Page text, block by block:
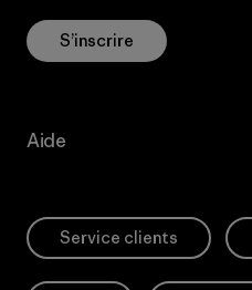
S’inscrire
Aide
Service clients